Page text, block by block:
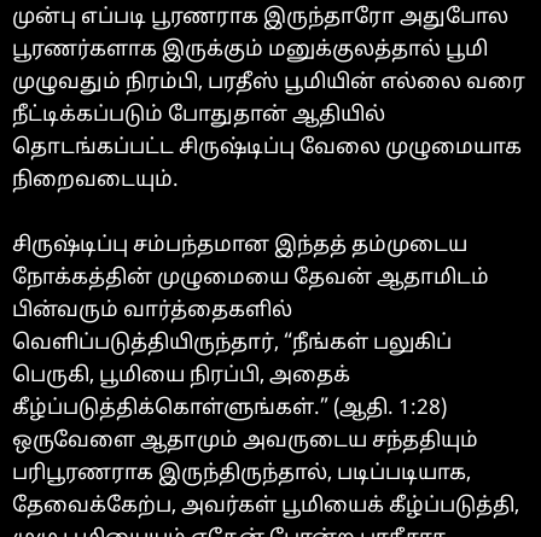
முன்பு எப்படி பூரணராக இருந்தாரோ அதுபோல
பூரணர்களாக இருக்கும் மனுக்குலத்தால் பூமி
முழுவதும் நிரம்பி, பரதீஸ் பூமியின் எல்லை வரை
நீட்டிக்கப்படும் போதுதான் ஆதியில்
தொடங்கப்பட்ட சிருஷ்டிப்பு வேலை முழுமையாக
நிறைவடையும்.
சிருஷ்டிப்பு சம்பந்தமான இந்தத் தம்முடைய
நோக்கத்தின் முழுமையை தேவன் ஆதாமிடம்
பின்வரும் வார்த்தைகளில்
வெளிப்படுத்தியிருந்தார், “நீங்கள் பலுகிப்
பெருகி, பூமியை நிரப்பி, அதைக்
கீழ்ப்படுத்திக்கொள்ளுங்கள்.” (ஆதி. 1:28)
ஒருவேளை ஆதாமும் அவருடைய சந்ததியும்
பரிபூரணராக இருந்திருந்தால், படிப்படியாக,
தேவைக்கேற்ப, அவர்கள் பூமியைக் கீழ்ப்படுத்தி,